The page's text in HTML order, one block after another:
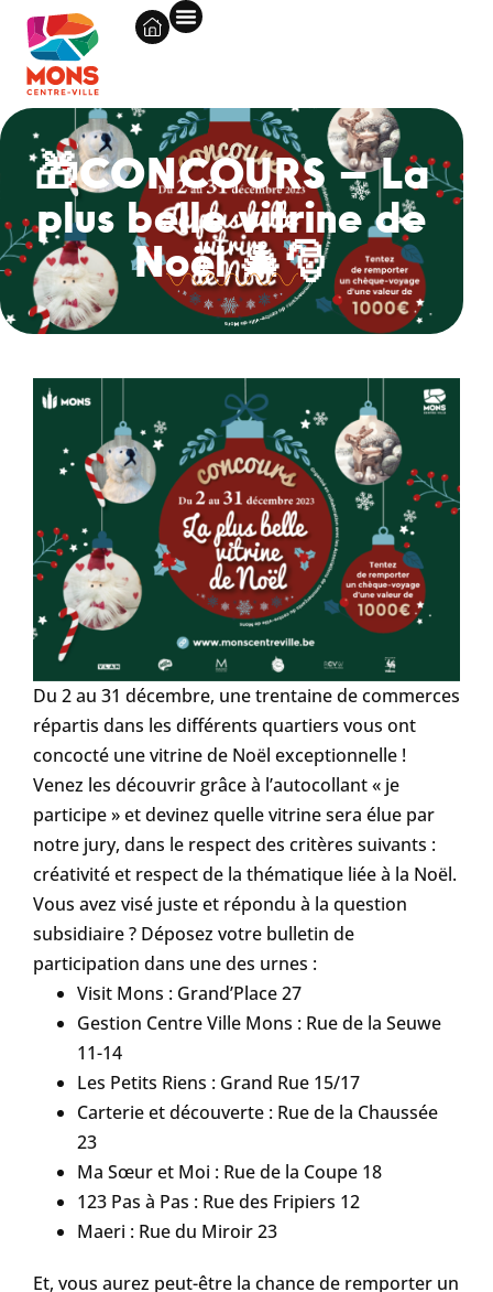
🎁CONCOURS – La
plus belle vitrine de
Noël 🎄🎅
Du 2 au 31 décembre, une trentaine de commerces
répartis dans les différents quartiers vous ont
concocté une vitrine de Noël exceptionnelle !
Venez les découvrir grâce à l’autocollant « je
participe » et devinez quelle vitrine sera élue par
notre jury, dans le respect des critères suivants :
créativité et respect de la thématique liée à la Noël.
Vous avez visé juste et répondu à la question
subsidiaire ? Déposez votre bulletin de
participation dans une des urnes :
Visit Mons : Grand’Place 27
Gestion Centre Ville Mons : Rue de la Seuwe
11-14
Les Petits Riens : Grand Rue 15/17
Carterie et découverte : Rue de la Chaussée
23
Ma Sœur et Moi : Rue de la Coupe 18
123 Pas à Pas : Rue des Fripiers 12
Maeri : Rue du Miroir 23
Et, vous aurez peut-être la chance de remporter un